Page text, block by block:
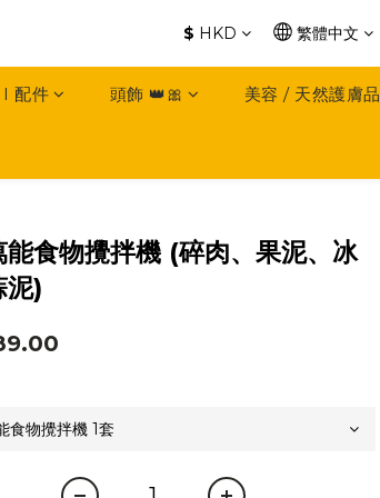
$ HKD 繁體中文
配件 頭飾 👑🎀 美容 / 天然護膚品
能食物攪拌機 (碎肉、果泥、冰
泥)